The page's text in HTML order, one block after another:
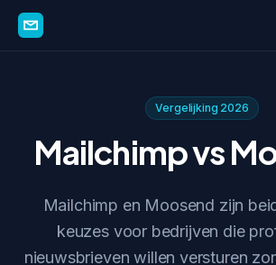
Vergelijking 2026
Mailchimp vs
Mailchimp en Moosend zijn
keuzes voor bedrijven die
nieuwsbrieven willen versturen